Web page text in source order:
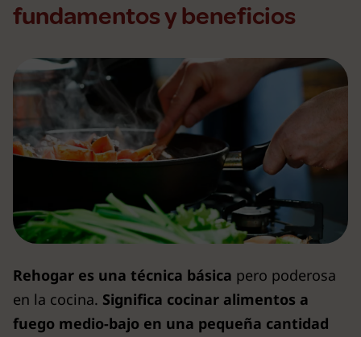
fundamentos y beneficios
Rehogar es una técnica básica pero poderosa
en la cocina. Significa cocinar alimentos a
fuego medio-bajo en una pequeña cantidad